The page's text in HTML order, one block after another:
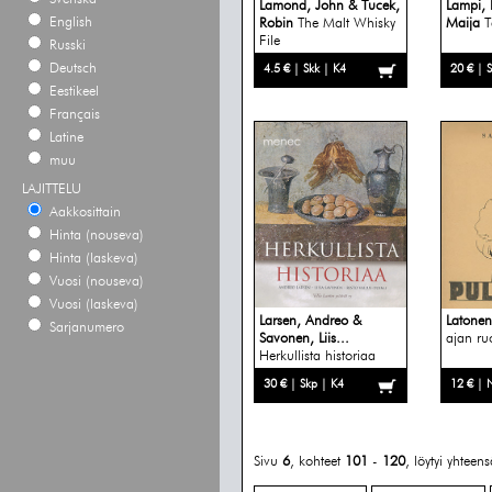
English
Russki
Deutsch
Eestikeel
Français
Latine
muu
LAJITTELU
Aakkosittain
Hinta (nouseva)
Hinta (laskeva)
Vuosi (nouseva)
Vuosi (laskeva)
Sarjanumero
Lamond, John & Tucek,
Robin The Malt Whisky
File
4.5 € | Skk | K4
Lampi,
Maija
20 € |
Larsen, Andreo &
Savonen, Liis...
Herkullista historiaa
30 € | Skp | K4
ajan
12 € |
Sivu 6, kohteet 101 - 120, löytyi